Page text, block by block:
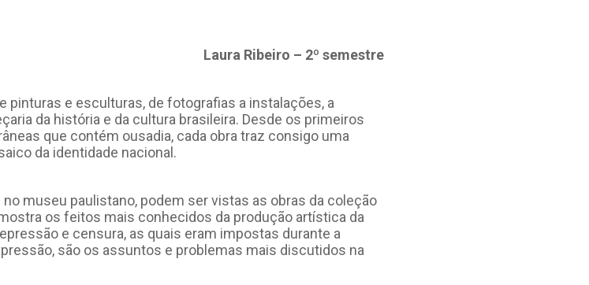
Laura Ribeiro – 2º semestre
pinturas e esculturas, de fotografias a instalações, a
da história e da cultura brasileira. Desde os primeiros
que contém ousadia, cada obra traz consigo uma
da identidade nacional.
museu paulistano, podem ser vistas as obras da coleção
os feitos mais conhecidos da produção artística da
e censura, as quais eram impostas durante a
são os assuntos e problemas mais discutidos na